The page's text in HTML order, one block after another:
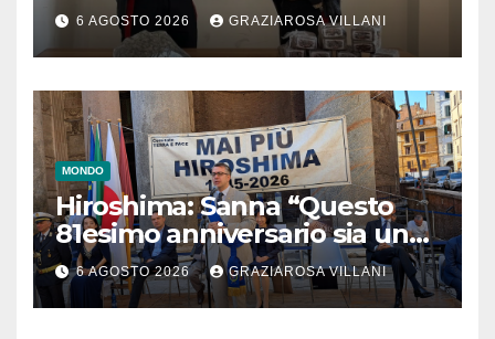
6 AGOSTO 2026 GRAZIAROSA VILLANI
MONDO
Hiroshima: Sanna “Questo
81esimo anniversario sia un
monito per tutti”
6 AGOSTO 2026 GRAZIAROSA VILLANI